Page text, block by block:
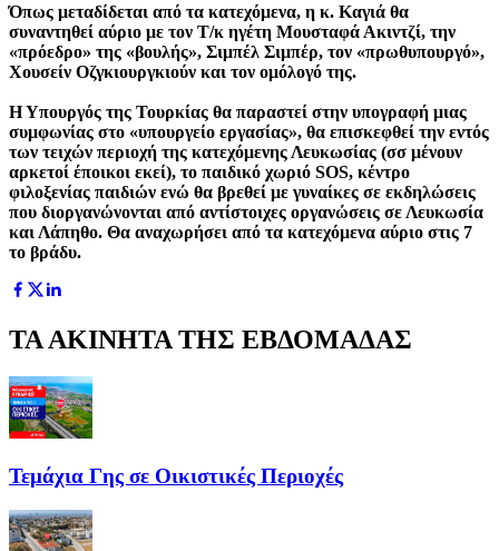
Όπως μεταδίδεται από τα κατεχόμενα, η κ. Καγιά θα
συναντηθεί αύριο με τον Τ/κ ηγέτη Μουσταφά Ακιντζί, την
«πρόεδρο» της «βουλής», Σιμπέλ Σιμπέρ, τον «πρωθυπουργό»,
Χουσείν Οζγκιουργκιούν και τον ομόλογό της.
Η Υπουργός της Τουρκίας θα παραστεί στην υπογραφή μιας
συμφωνίας στο «υπουργείο εργασίας», θα επισκεφθεί την εντός
των τειχών περιοχή της κατεχόμενης Λευκωσίας (σσ μένουν
αρκετοί έποικοι εκεί), το παιδικό χωριό SOS, κέντρο
φιλοξενίας παιδιών ενώ θα βρεθεί με γυναίκες σε εκδηλώσεις
που διοργανώνονται από αντίστοιχες οργανώσεις σε Λευκωσία
και Λάπηθο. Θα αναχωρήσει από τα κατεχόμενα αύριο στις 7
το βράδυ.
ΤΑ ΑΚΙΝΗΤΑ ΤΗΣ ΕΒΔΟΜΑΔΑΣ
Τεμάχια Γης σε Οικιστικές Περιοχές